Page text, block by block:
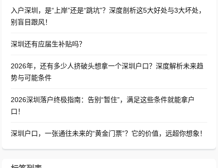
入户深圳，是“上岸”还是“跳坑”？深度剖析这5大好处与3大坏处，
别盲目跟风！
深圳还有应届生补贴吗？
2026年，还有多少人挤破头想拿一个深圳户口？深度解析未来趋
势与可能条件
2026深圳落户终极指南：告别“暂住”，满足这些条件就能拿户
口！
深圳户口，一张通往未来的“黄金门票”？它的价值，远超你想象！